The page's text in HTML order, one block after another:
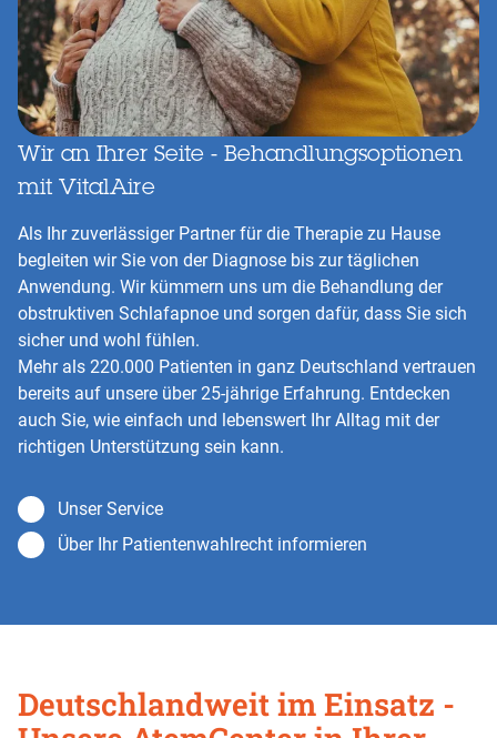
Wir an Ihrer Seite - Behandlungsoptionen
mit VitalAire
Als Ihr zuverlässiger Partner für die Therapie zu Hause
begleiten wir Sie von der Diagnose bis zur täglichen
Anwendung. Wir kümmern uns um die Behandlung der
obstruktiven Schlafapnoe und sorgen dafür, dass Sie sich
sicher und wohl fühlen.
Mehr als 220.000 Patienten in ganz Deutschland vertrauen
bereits auf unsere über 25-jährige Erfahrung. Entdecken
auch Sie, wie einfach und lebenswert Ihr Alltag mit der
richtigen Unterstützung sein kann.
Unser Service
Über Ihr Patientenwahlrecht informieren
Deutschlandweit im Einsatz -